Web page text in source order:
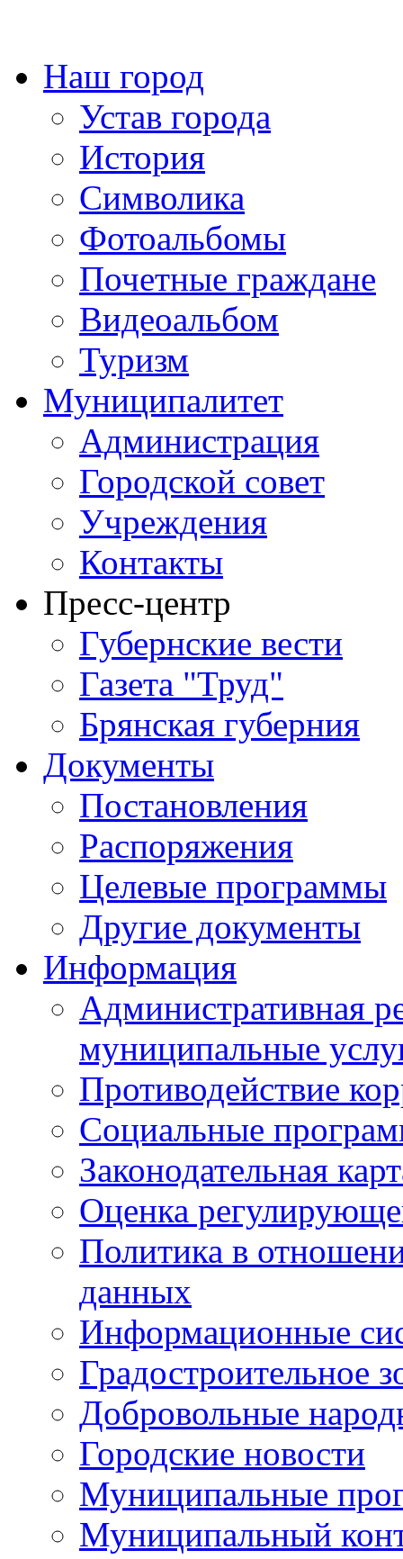
Наш город
Устав города
История
Символика
Фотоальбомы
Почетные граждане
Видеоальбом
Туризм
Муниципалитет
Администрация
Городской совет
Учреждения
Контакты
Пресс-центр
Губернские вести
Газета "Труд"
Брянская губерния
Документы
Постановления
Распоряжения
Целевые программы
Другие документы
Информация
Административная
муниципальные
Противодействие
Социальные
Законодательная
Оценка
Политика в
данных
Информационные
Градостроительное
Добровольные
Городские новости
Муниципальные
Муниципальный